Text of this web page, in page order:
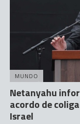
MUNDO
Netanyahu
acordo de
Israel